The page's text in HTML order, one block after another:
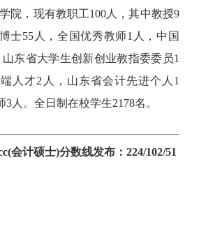
院，现有教职工100人，其中教授9
士55人，全国优秀教师1人，中国
东省大学生创新创业教指委委员1
人才2人，山东省会计先进个人1
3人。全日制在校学生2178名。
会计硕士)分数线发布：224/102/51